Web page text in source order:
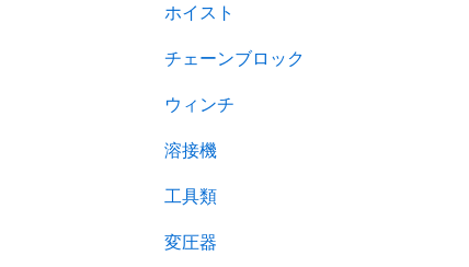
ホイスト
チェーンブロック
ウィンチ
溶接機
工具類
変圧器